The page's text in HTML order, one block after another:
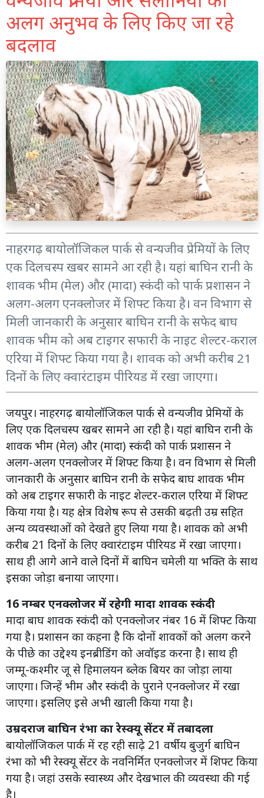
अलग अनुभव के लिए किए जा रहे
बदलाव
नाहरगढ़ बायोलॉजिकल पार्क से वन्यजीव प्रेमियों के लिए
एक दिलचस्प खबर सामने आ रही है। यहां बाघिन रानी के
शावक भीम (मेल) और (मादा) स्कंदी को पार्क प्रशासन ने
अलग-अलग एनक्लोजर में शिफ्ट किया है। वन विभाग से
मिली जानकारी के अनुसार बाघिन रानी के सफेद बाघ
शावक भीम को अब टाइगर सफारी के नाइट शेल्टर-कराल
एरिया में शिफ्ट किया गया है। शावक को अभी करीब 21
दिनों के लिए क्वारंटाइम पीरियड में रखा जाएगा।
जयपुर। नाहरगढ़ बायोलॉजिकल पार्क से वन्यजीव प्रेमियों के
लिए एक दिलचस्प खबर सामने आ रही है। यहां बाघिन रानी के
शावक भीम (मेल) और (मादा) स्कंदी को पार्क प्रशासन ने
अलग-अलग एनक्लोजर में शिफ्ट किया है। वन विभाग से मिली
जानकारी के अनुसार बाघिन रानी के सफेद बाघ शावक भीम
को अब टाइगर सफारी के नाइट शेल्टर-कराल एरिया में शिफ्ट
किया गया है। यह क्षेत्र विशेष रूप से उसकी बढ़ती उम्र सहित
अन्य व्यवस्थाओं को देखते हुए लिया गया है। शावक को अभी
करीब 21 दिनों के लिए क्वारंटाइम पीरियड में रखा जाएगा।
साथ ही आगे आने वाले दिनों में बाघिन चमेली या भक्ति के साथ
इसका जोड़ा बनाया जाएगा।
16 नम्बर एनक्लोजर में रहेगी मादा शावक स्कंदी
मादा बाघ शावक स्कंदी को एनक्लोजर नंबर 16 में शिफ्ट किया
गया है। प्रशासन का कहना है कि दोनों शावकों को अलग करने
के पीछे का उद्देश्य इनब्रीडिंग को अवॉइड करना है। साथ ही
जम्मू-कश्मीर जू से हिमालयन ब्लेक बियर का जोड़ा लाया
जाएगा। जिन्हें भीम और स्कंदी के पुराने एनक्लोजर में रखा
जाएगा। इसलिए इसे अभी खाली किया गया है।
उम्रदराज बाघिन रंभा का रेस्क्यू सेंटर में तबादला
बायोलॉजिकल पार्क में रह रही साढ़े 21 वर्षीय बुजुर्ग बाघिन
रंभा को भी रेस्क्यू सेंटर के नवनिर्मित एनक्लोजर में शिफ्ट किया
गया है। जहां उसके स्वास्थ्य और देखभाल की व्यवस्था की गई
है।